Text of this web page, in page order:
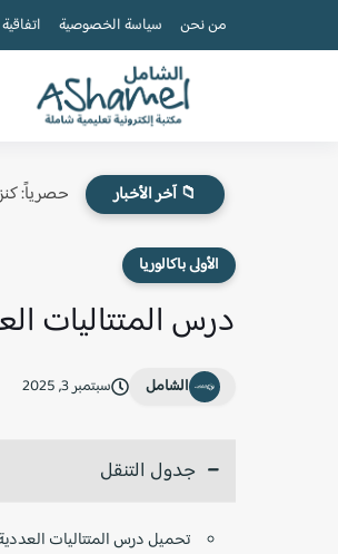
من نحن سياسة الخصوصية
📁 آخر الأخبار حصرياً:
الأولى باكالوريا
درس المتتاليات
الشامل سبتمبر 3, 2025
جدول التنقل
تحميل درس المتتاليات العددية